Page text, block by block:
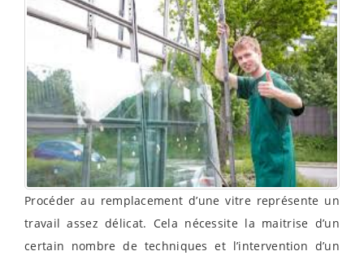
Procéder au remplacement d’une vitre représente un
travail assez délicat. Cela nécessite la maitrise d’un
certain nombre de techniques et l’intervention d’un